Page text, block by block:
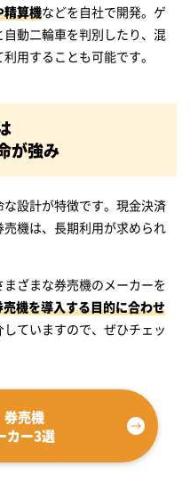
精算機などを自社で開発。ゲ
動二輪車を判別したり、混
用することも可能です。
が強み
設計が特徴です。現金決済
機は、長期利用が求められ
ざまな券売機のメーカーを
売機を導入する目的に合わせ
していますので、ぜひチェッ
券売機
カー3選